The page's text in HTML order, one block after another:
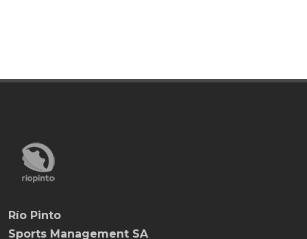
Río Pinto
Sports Management SA